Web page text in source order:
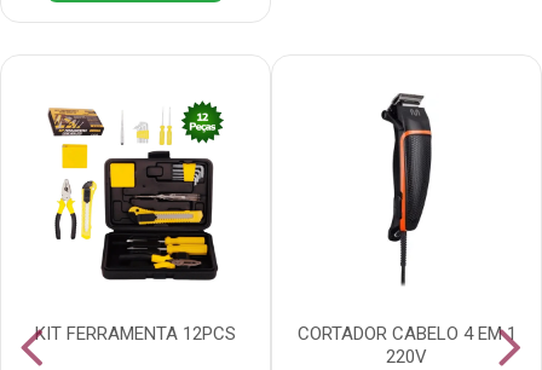
KIT FERRAMENTA 12PCS
CORTADOR CABELO 4 EM 1
220V